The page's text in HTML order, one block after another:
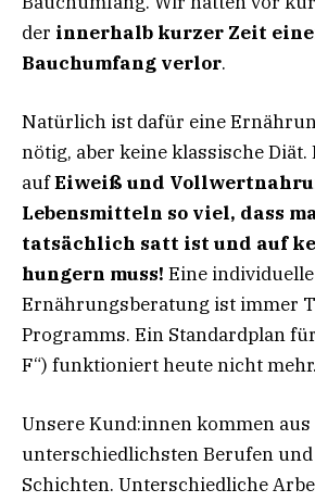
der innerhalb kurzer Zeit
Bauchumfang verlor.
Natürlich ist dafür eine
nötig, aber keine klassische Diät.
aufEiweiß und
Lebensmitteln so viel, dass
tatsächlich satt ist und auf
hungern muss! Eine individuelle
Ernährungsberatung ist immer
Programms. Ein Standardplan
F“) funktioniert heute nicht mehr.
Unsere Kund:innen kommen aus
unterschiedlichsten Berufen
Schichten. Unterschiedliche